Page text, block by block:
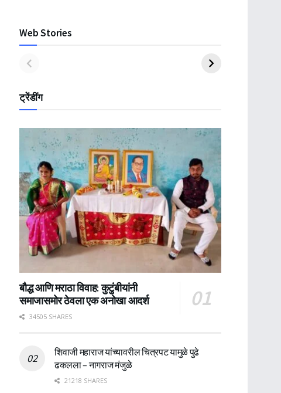
Web Stories
ट्रेंडींग
बौद्ध आणि मराठा विवाह: कुटुंबीयांनी
समाजासमोर ठेवला एक अनोखा आदर्श
34505 SHARES
शिवाजी महाराज यांच्यावरील चित्रपट यामुळे पुढे
ढकलला – नागराज मंजुळे
21218 SHARES